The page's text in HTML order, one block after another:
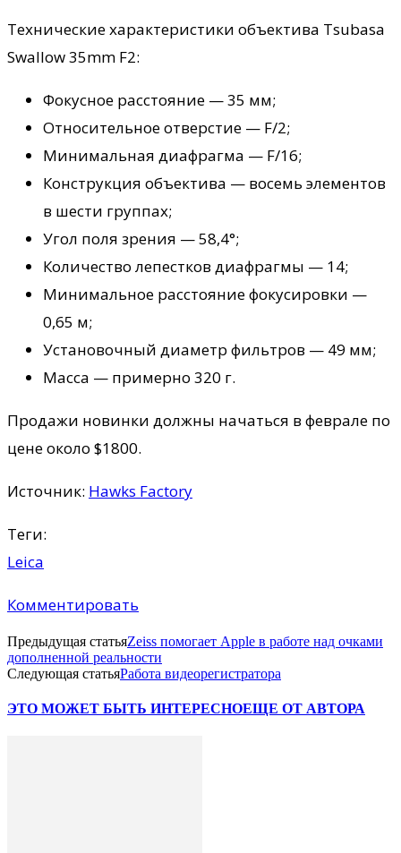
Технические характеристики объектива Tsubasa
Swallow 35mm F2:
Фокусное расстояние — 35 мм;
Относительное отверстие — F/2;
Минимальная диафрагма — F/16;
Конструкция объектива — восемь элементов
в шести группах;
Угол поля зрения — 58,4°;
Количество лепестков диафрагмы — 14;
Минимальное расстояние фокусировки —
0,65 м;
Установочный диаметр фильтров — 49 мм;
Масса — примерно 320 г.
Продажи новинки должны начаться в феврале по
цене около $1800.
Источник: Hawks Factory
Теги:
Leica
Комментировать
Предыдущая статьяZeiss помогает Apple в работе над очками
дополненной реальности
Следующая статьяРабота видеорегистратора
ЭТО МОЖЕТ БЫТЬ ИНТЕРЕСНОЕЩЕ ОТ АВТОРА